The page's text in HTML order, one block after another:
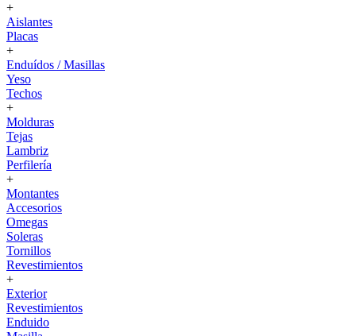
+
Aislantes
Placas
+
Enduídos / Masillas
Yeso
Techos
+
Molduras
Tejas
Lambriz
Perfilería
+
Montantes
Accesorios
Omegas
Soleras
Tornillos
Revestimientos
+
Exterior
Revestimientos
Enduido